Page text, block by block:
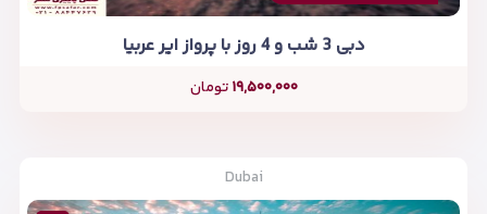
دبی 3 شب و 4 روز با پرواز ایر عربیا
۱۹,۵۰۰,۰۰۰تومان
Dubai